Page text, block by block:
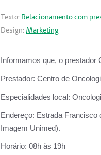
Texto: Relacionamento com
Design: Marketing
Informamos que, o
Prestador: Centro de
Especialidades local:
Endereço: Estrada Francisco
Imagem Unimed).
Horário: 08h às 19h